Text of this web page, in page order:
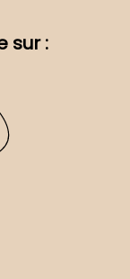
sur :